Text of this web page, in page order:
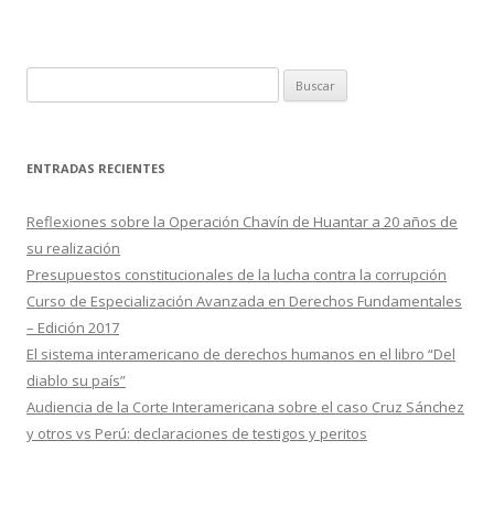
k r
u
c
r
ENTRADAS RECIENTES
Reflexiones sobre la Operación Chavín de Huantar a 20 años de
su realización
Presupuestos constitucionales de la lucha contra la corrupción
Curso de Especialización Avanzada en Derechos Fundamentales
– Edición 2017
El sistema interamericano de derechos humanos en el libro “Del
diablo su país”
Audiencia de la Corte Interamericana sobre el caso Cruz Sánchez
y otros vs Perú: declaraciones de testigos y peritos